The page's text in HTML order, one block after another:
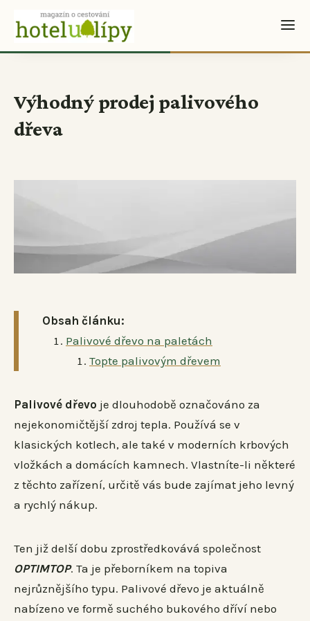
Výhodný prodej palivového
dřeva
Obsah článku:
Palivové dřevo na paletách
Topte palivovým dřevem
Palivové dřevo je dlouhodobě označováno za
nejekonomičtější zdroj tepla. Používá se v
klasických kotlech, ale také v moderních krbových
vložkách a domácích kamnech. Vlastníte-li některé
z těchto zařízení, určitě vás bude zajímat jeho levný
a rychlý nákup.
Ten již delší dobu zprostředkovává společnost
OPTIMTOP. Ta je přeborníkem na topiva
nejrůznějšího typu. Palivové dřevo je aktuálně
nabízeno ve formě suchého bukového dříví nebo